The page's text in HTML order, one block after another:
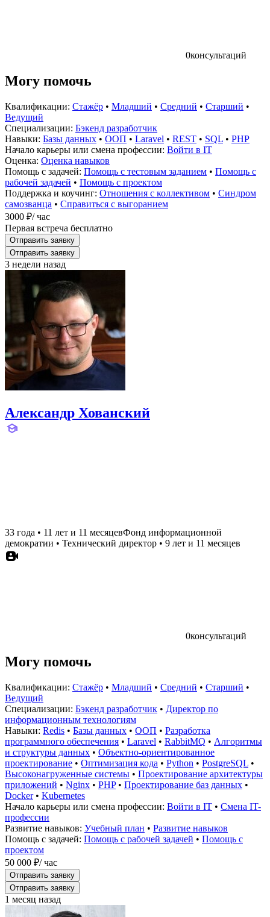
0консультаций
Могу помочь
Квалификации: Стажёр • Младший • Средний • Старший •
Ведущий
Специализации: Бэкенд разработчик
Навыки: Базы данных • ООП • Laravel • REST • SQL • PHP
Начало карьеры или смена профессии: Войти в IT
Оценка: Оценка навыков
Помощь с задачей: Помощь с тестовым заданием • Помощь с
рабочей задачей • Помощь с проектом
Поддержка и коучинг: Отношения с коллективом • Синдром
самозванца • Справиться с выгоранием
3000 ₽/ час
Первая встреча бесплатно
Отправить заявку
Отправить заявку
3 недели назад
Александр Хованский
33 года • 11 лет и 11 месяцевФонд информационной
демократии • Технический директор • 9 лет и 11 месяцев
0консультаций
Могу помочь
Квалификации: Стажёр • Младший • Средний • Старший •
Ведущий
Специализации: Бэкенд разработчик • Директор по
информационным технологиям
Навыки: Redis • Базы данных • ООП • Разработка
программного обеспечения • Laravel • RabbitMQ • Алгоритмы
и структуры данных • Объектно-ориентированное
проектирование • Оптимизация кода • Python • PostgreSQL •
Высоконагруженные системы • Проектирование архитектуры
приложений • Nginx • PHP• Проектирование баз данных •
Docker• Kubernetes
Начало карьеры или смена профессии: Войти в IT • Смена IT-
профессии
Развитие навыков: Учебный план • Развитие навыков
Помощь с задачей: Помощь с рабочей задачей • Помощь с
проектом
50 000 ₽/ час
Отправить заявку
Отправить заявку
1 месяц назад